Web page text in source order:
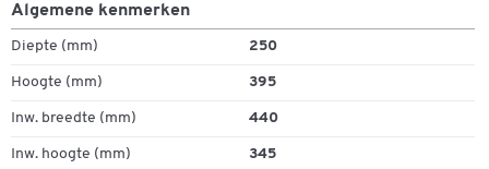
Algemene kenmerken
Diepte (mm) 250
Hoogte (mm) 395
Inw. breedte (mm) 440
Inw. hoogte (mm) 345